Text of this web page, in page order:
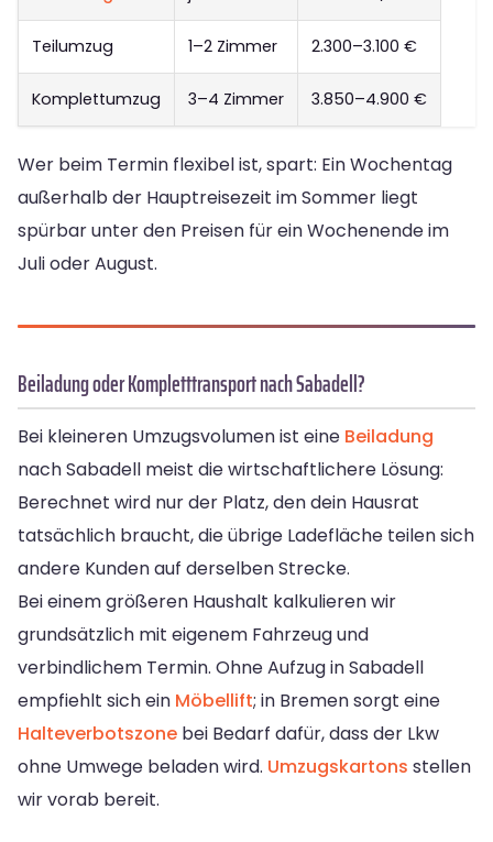
Teilumzug 1–2 Zimmer 2.300–3.100 €
Komplettumzug 3–4 Zimmer 3.850–4.900 €
Wer beim Termin flexibel ist, spart: Ein Wochentag
außerhalb der Hauptreisezeit im Sommer liegt
spürbar unter den Preisen für ein Wochenende im
Juli oder August.
Beiladung oder Kompletttransport nach Sabadell?
Bei kleineren Umzugsvolumen ist eine Beiladung
nach Sabadell meist die wirtschaftlichere Lösung:
Berechnet wird nur der Platz, den dein Hausrat
tatsächlich braucht, die übrige Ladefläche teilen sich
andere Kunden auf derselben Strecke.
Bei einem größeren Haushalt kalkulieren wir
grundsätzlich mit eigenem Fahrzeug und
verbindlichem Termin. Ohne Aufzug in Sabadell
empfiehlt sich ein Möbellift; in Bremen sorgt eine
Halteverbotszone bei Bedarf dafür, dass der Lkw
ohne Umwege beladen wird. Umzugskartons stellen
wir vorab bereit.